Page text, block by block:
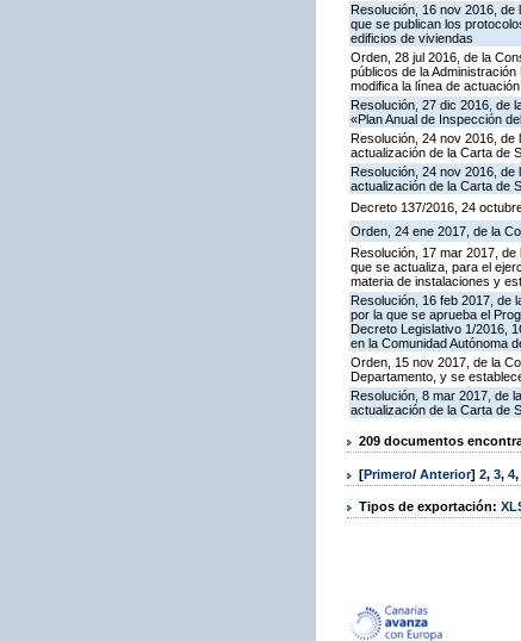
Resolución, 16 nov 2016,
que se publican los
edificios de viviendas
Orden, 28 jul 2016, de la
públicos de la
modifica la línea de
Resolución, 27 dic 2016, de
«Plan Anual de Inspección
Resolución, 24 nov 2016,
actualización de la Carta de
Resolución, 24 nov 2016,
actualización de la Carta de
Decreto 137/2016, 24
Orden, 24 ene 2017, de la
Resolución, 17 mar 2017,
que se actualiza, para el
materia de instalaciones y
Resolución, 16 feb 2017, de
por la que se aprueba el
Decreto Legislativo 1/2016,
en la Comunidad Autónoma
Orden, 15 nov 2017, de la
Departamento, y se
Resolución, 8 mar 2017, de
actualización de la Carta de
209 documentos
[Primero/ Anterior] 2, 3, 4,
Tipos de exportación: